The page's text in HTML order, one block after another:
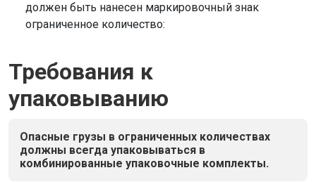
должен быть нанесен маркировочный знак
ограниченное количество:
Требования к
упаковыванию
Опасные грузы в ограниченных количествах
должны всегда упаковываться в
комбинированные упаковочные комплекты.